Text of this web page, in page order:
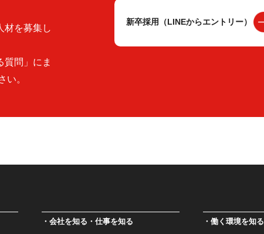
材を募集し
質問」にま
い。
新卒採用（LINEからエントリー）
会社を知る・仕事を知る 働く環境を知る